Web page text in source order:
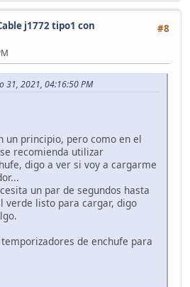
#8
j1772 tipo1 con
31, 2021, 04:16:50 PM
un principio, pero como en el
recomienda utilizar
digo a ver si voy a cargarme
un par de segundos hasta
verde listo para cargar, digo
de enchufe para